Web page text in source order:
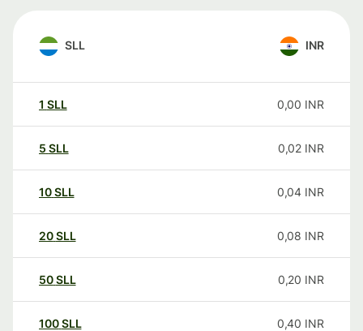
SLL INR
1 SLL 0,00 INR
5 SLL 0,02 INR
10SLL 0,04 INR
20SLL 0,08 INR
50SLL 0,20 INR
100SLL 0,40 INR